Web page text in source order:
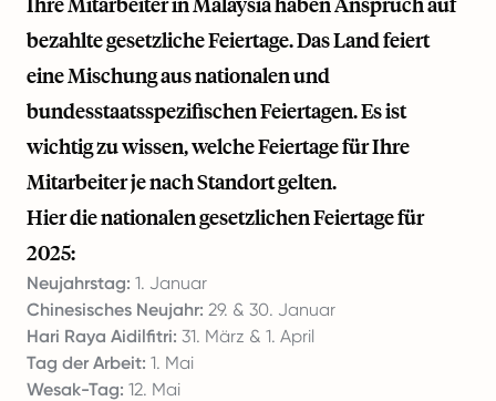
bezahlte gesetzliche Feiertage. Das Land feiert
eine Mischung aus nationalen und
bundesstaatsspezifischen Feiertagen. Es ist
wichtig zu wissen, welche Feiertage für Ihre
Mitarbeiter je nach Standort gelten.
Hier die nationalen gesetzlichen Feiertage für
2025:
Neujahrstag: 1. Januar
Chinesisches Neujahr: 29. & 30. Januar
Hari Raya Aidilfitri: 31. März & 1. April
Tag der Arbeit: 1. Mai
Wesak-Tag: 12. Mai